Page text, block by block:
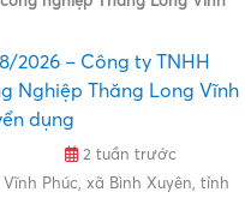
2026 – Công ty TNHH
Nghiệp Thăng Long Vĩnh
dụng
2 tuần trước
Phúc, xã Bình Xuyên, tỉnh